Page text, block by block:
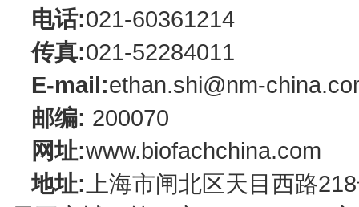
电话:021-60361214
传真:021-52284011
E-mail:ethan.shi@nm-
邮编: 200070
网址:www.biofachchina.com
地址: 上海市闸北区天目西路